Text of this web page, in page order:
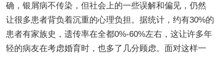
确，银屑病不传染，但社会上的一些误解和偏见，仍然
让很多患者背负着沉重的心理负担。据统计，约有30%的
患者有家族史，遗传率在全都0%-60%左右，这让许多年
轻的病友在考虑婚育时，也多了几分顾虑。面对这样一